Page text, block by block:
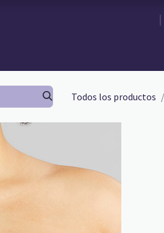
Todos los productos